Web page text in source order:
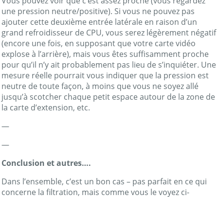
une pression neutre/positive). Si vous ne pouvez pas
ajouter cette deuxième entrée latérale en raison d’un
grand refroidisseur de CPU, vous serez légèrement négatif
(encore une fois, en supposant que votre carte vidéo
explose à l’arrière), mais vous êtes suffisamment proche
pour qu’il n’y ait probablement pas lieu de s’inquiéter. Une
mesure réelle pourrait vous indiquer que la pression est
neutre de toute façon, à moins que vous ne soyez allé
jusqu’à scotcher chaque petit espace autour de la zone de
la carte d’extension, etc.
—
—
Conclusion et autres….
Dans l’ensemble, c’est un bon cas – pas parfait en ce qui
concerne la filtration, mais comme vous le voyez ci-